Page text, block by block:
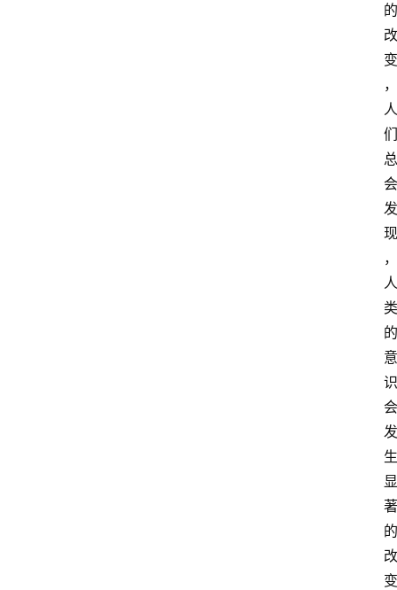
的
改
变
，
人
们
总
会
发
现
，
人
类
的
意
识
会
发
生
显
著
的
改
变